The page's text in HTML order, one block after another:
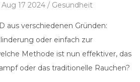
Aug 17 2024 / Gesundheit
aus verschiedenen Gründen:
oder einfach zur
Methode ist nun effektiver, das
oder das traditionelle Rauchen?